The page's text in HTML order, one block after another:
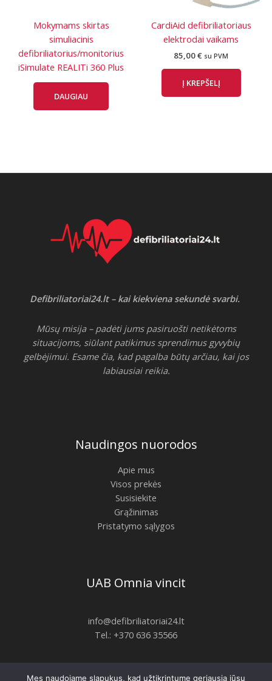
Mokymams skirtas
simuliacinis
defibriliatorius/monitorius
iSimulate REALITi 360 Plus
DAUGIAU
CardiAid defibriliatoriaus
elektrodai vaikams
85,00€ su PVM
Į KREPŠELĮ
Defibriliatoriai24.lt – kai kiekviena sekundė svarbi.
Mūsų misija – padėti jums pasiruošti netikėtoms
situacijoms, siūlant patikimus sprendimus gyvybių
gelbėjimui. Esame čia, kad pagalba būtų arčiau, kai jos
labiausiai reikia.
Naudingos nuorodos
Apie mus
Visos prekės
Susisiekite
Grąžinimas
Pristatymo sąlygos
UAB Omnia vincit
info@defibriliatoriai24.lt
Tel.: +370 636 35566
Mes naudojame slapukus, kad užtikrintume geriausią jūsų